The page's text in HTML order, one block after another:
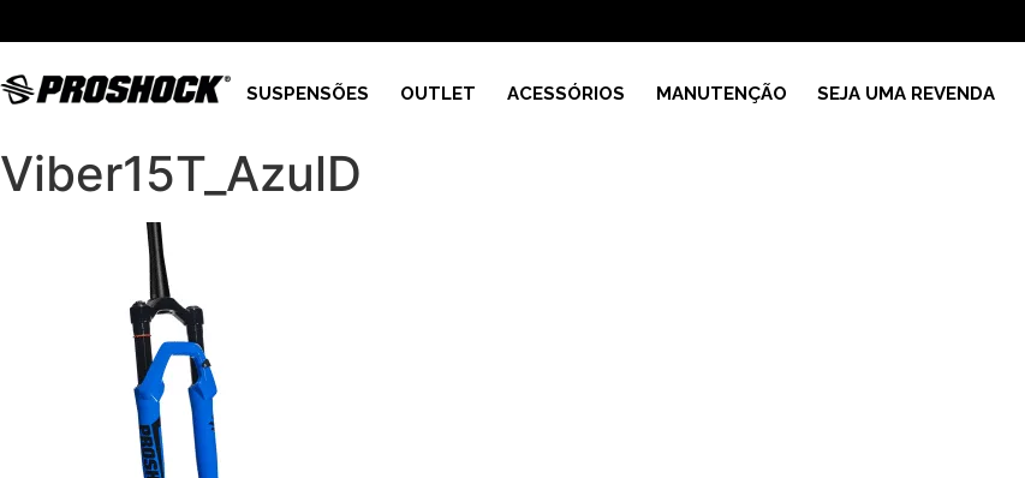
SUSPENSÕES OUTLET ACESSÓRIOS MANUTENÇÃO SEJA UMA REVENDA
Viber15T_AzulD